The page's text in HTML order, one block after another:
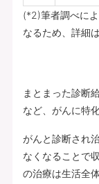
(*2)筆者調べに
なるため、詳細
まとまった診断
など、がんに特
がんと診断され
なくなることで
の治療は生活全